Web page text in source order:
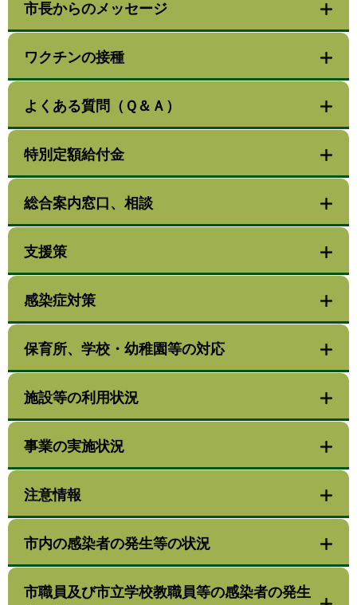
市長からのメッセージ
ワクチンの接種
よくある質問（Ｑ＆Ａ）
特別定額給付金
総合案内窓口、相談
支援策
感染症対策
保育所、学校・幼稚園等の対応
施設等の利用状況
事業の実施状況
注意情報
市内の感染者の発生等の状況
市職員及び市立学校教職員等の感染者の発生